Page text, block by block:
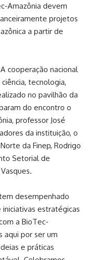
Amazônia devem
projetos
a partir de
cooperação nacional
tecnologia,
no pavilhão da
do encontro o
professor José
da instituição, o
da Finep, Rodrigo
Setorial de
desempenhado
estratégicas
a BioTec-
aqui por ser um
e práticas